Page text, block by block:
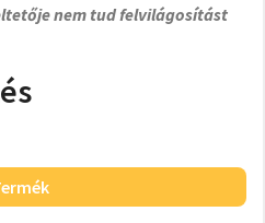
nem tud felvilágosítást